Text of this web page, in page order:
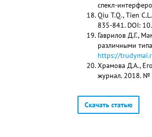
спекл-
Qiu T.Q., Tien
835-841. DOI:
Гаврилов Д.Г.,
различными
https://
Храмова Д.А.,
журнал. 2018. №
Скачать статью